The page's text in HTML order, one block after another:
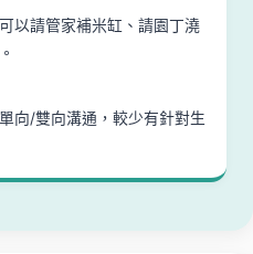
以請管家補米缸、請園丁澆
向/雙向溝通，較少有針對生